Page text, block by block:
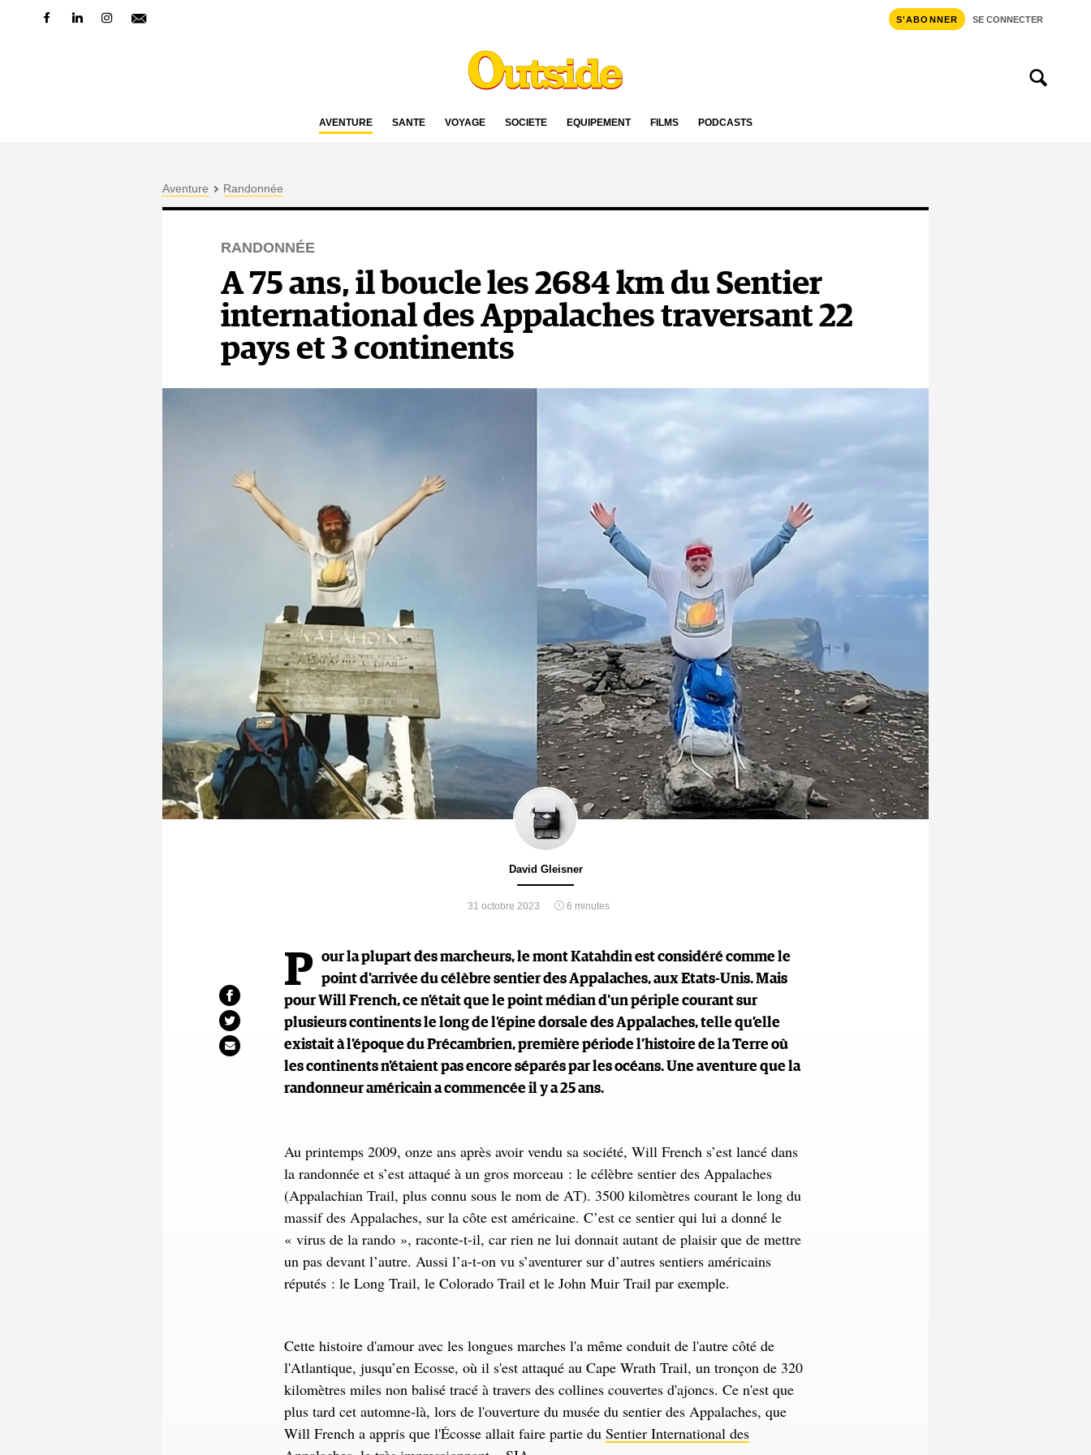
S'ABONNER SE CONNECTER
AVENTURE SANTÉ VOYAGE SOCIÉTÉ ÉQUIPEMENT FILMS PODCASTS
Aventure Randonnée
RANDONNÉE
A 75 ans, il boucle les 2684 km du Sentier
international des Appalaches traversant 22
pays et 3 continents
David Gleisner
31 octobre 2023 6 minutes
P our la plupart des marcheurs, le mont Katahdin est considéré comme le
point d'arrivée du célèbre sentier des Appalaches, aux Etats-Unis. Mais
pour Will French, ce n’était que le point médian d'un périple courant sur
plusieurs continents le long de l’épine dorsale des Appalaches, telle qu’elle
existait à l’époque du Précambrien, première période l’histoire de la Terre où
les continents n’étaient pas encore séparés par les océans. Une aventure que la
randonneur américain a commencée il y a 25 ans.
Au printemps 2009, onze ans après avoir vendu sa société, Will French s’est lancé dans
la randonnée et s’est attaqué à un gros morceau : le célèbre sentier des Appalaches
(Appalachian Trail, plus connu sous le nom de AT). 3500 kilomètres courant le long du
massif des Appalaches, sur la côte est américaine. C’est ce sentier qui lui a donné le
« virus de la rando », raconte-t-il, car rien ne lui donnait autant de plaisir que de mettre
un pas devant l’autre. Aussi l’a-t-on vu s’aventurer sur d’autres sentiers américains
réputés : le Long Trail, le Colorado Trail et le John Muir Trail par exemple.
Cette histoire d'amour avec les longues marches l'a même conduit de l'autre côté de
l'Atlantique, jusqu’en Ecosse, où il s'est attaqué au Cape Wrath Trail, un tronçon de 320
kilomètres miles non balisé tracé à travers des collines couvertes d'ajoncs. Ce n'est que
plus tard cet automne-là, lors de l'ouverture du musée du sentier des Appalaches, que
Will French a appris que l'Écosse allait faire partie du Sentier International des